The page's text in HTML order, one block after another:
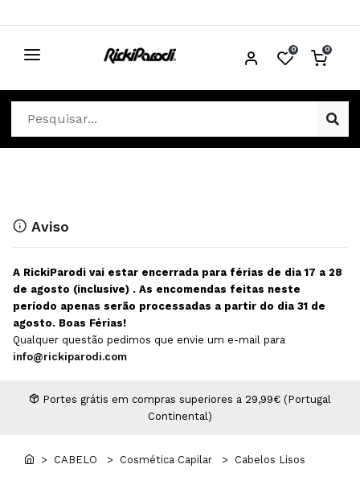
0 0
CABELO
Cosmética Capilar
Equipamentos Elétricos
Escovas e Pente
Extensões
MAN WORLD - Espaço Homem
Professional Wear
Depilação
Descartáveis Estética
Diversos Estética
Equipamentos Depilação
Maquilhagem Profissional
Aviso
A RickiParodi vai estar encerrada para férias de dia 17 a 28
de agosto (inclusive) . As encomendas feitas neste
período apenas serão processadas a partir do dia 31 de
agosto. Boas Férias!
Qualquer questão pedimos que envie um e-mail para
info@rickiparodi.com
Portes grátis em compras superiores a 29,99€ (Portugal
Continental)
> CABELO > Cosmética Capilar > Cabelos Lisos